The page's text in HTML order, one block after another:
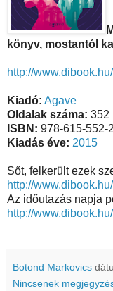
könyv, mostantól
http://
Kiadó: Agave
Oldalak száma: 352
ISBN: 978-615-552-
Kiadás éve: 2015
Sőt, felkerült ezek
http://
Az időutazás napja
http://
Botond Markovics
Nincsenek